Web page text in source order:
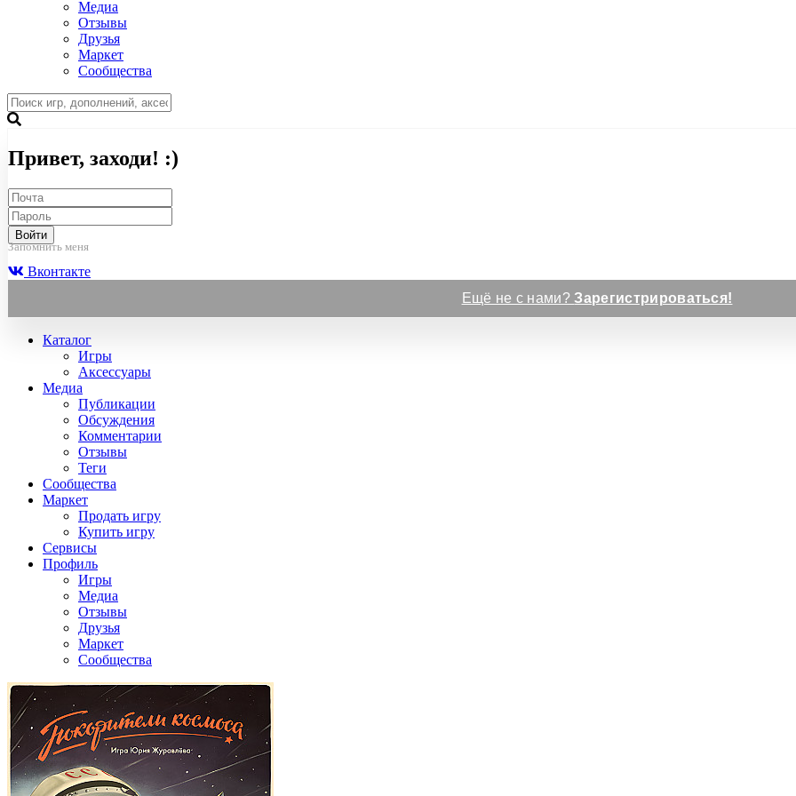
Медиа
Отзывы
Друзья
Маркет
Сообщества
Привет, заходи! :)
Войти
Запомнить меня
Вконтакте
Ещё не с нами?Зарегистрироваться!
Каталог
Игры
Аксессуары
Медиа
Публикации
Обсуждения
Комментарии
Отзывы
Теги
Сообщества
Маркет
Продать игру
Купить игру
Сервисы
Профиль
Игры
Медиа
Отзывы
Друзья
Маркет
Сообщества